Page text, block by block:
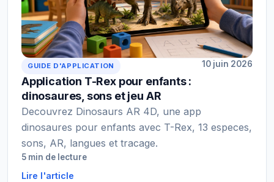
GUIDE D'APPLICATION 10 juin 2026
Application T-Rex pour enfants :
dinosaures, sons et jeu AR
Decouvrez Dinosaurs AR 4D, une app
dinosaures pour enfants avec T-Rex, 13 especes,
sons, AR, langues et tracage.
5 min de lecture
Lire l'article